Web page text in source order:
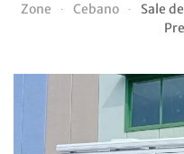
Zone Cebano
Sale